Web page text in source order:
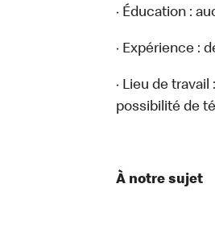
· Éducation :
· Expérience :
· Lieu de
possibilité de
À notre sujet